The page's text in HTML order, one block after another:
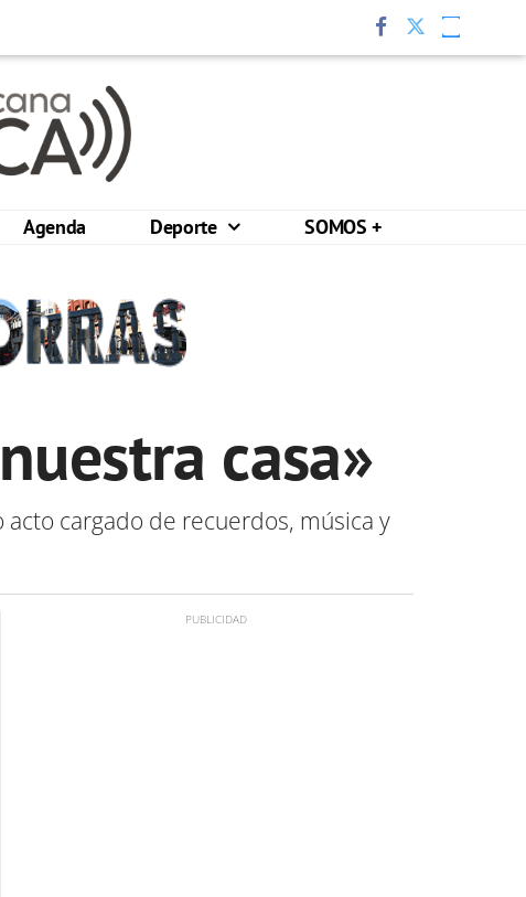
Agenda Deporte SOMOS +
casa»
cargado de recuerdos, música y